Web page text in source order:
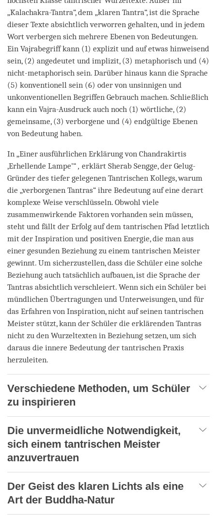
„Kalachakra-Tantra“, dem „klaren Tantra“, ist die Sprache
dieser Texte absichtlich verworren gehalten, und in jedem
Wort verbergen sich mehrere Ebenen von Bedeutungen.
Ein Vajrabegriff kann (1) explizit und auf etwas hinweisend
sein, (2) angedeutet und implizit, (3) metaphorisch und (4)
nicht-metaphorisch sein. Darüber hinaus kann die Sprache
(5) konventionell sein (6) oder von unsinnigen und
unkonventionellen Begriffen Gebrauch machen. Schließlich
kann ein Vajra-Ausdruck auch noch (1) wörtliche, (2)
gemeinsame, (3) verborgene und (4) endgültige Ebenen
von Bedeutung haben.
In „Einer ausführlichen Erklärung von Chandrakirtis
‚Erhellende Lampe’“ , erklärt Sherab Sengge, der Gelug-
Gründer des tiefer gelegenen Tantrischen Kollegs, warum
die „verborgenen Tantras“ ihre Bedeutung auf eine derart
komplexe Weise verschlüsseln. Obwohl viele
zusammenwirkende Faktoren vorhanden sein müssen,
steht und fällt der Erfolg auf dem tantrischen Pfad letztlich
mit der Inspiration und positiven Energie, die man aus
einer gesunden Beziehung zu einem tantrischen Meister
gewinnt. Um sicherzustellen, dass die Schüler eine solche
Beziehung auch tatsächlich aufbauen, ist die Sprache der
Tantras absichtlich verschleiert. Wenn sich ein Schüler bei
mündlichen Übertragungen und Unterweisungen, und für
das Erfahren von Inspiration, nicht auf seinen tantrischen
Meister stützt, kann der Schüler die erklärenden Tantras
nicht zu den Wurzeltexten in Beziehung setzen, um sich
daraus die innere Bedeutung der tantrischen Praxis
herzuleiten.
Verschiedene Methoden, um Schüler
zu inspirieren
Die unvermeidliche Notwendigkeit,
sich einem tantrischen Meister
anzuvertrauen
Der Geist des klaren Lichts als eine
Art der Buddha-Natur